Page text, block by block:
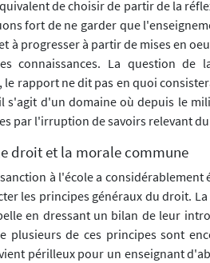
de choisir de partir de la
fort de ne garder que
à progresser à partir de mises en
connaissances. La question de
rapport ne dit pas en quoi
s'agit d'un domaine où depuis le
par l'irruption de savoirs relevant
droit et la morale commune
à l'école a considérablement
les principes généraux du droit.
en dressant un bilan de leur
plusieurs de ces principes sont
périlleux pour un enseignant